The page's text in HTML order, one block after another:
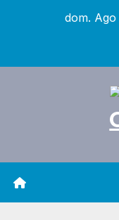
dom.